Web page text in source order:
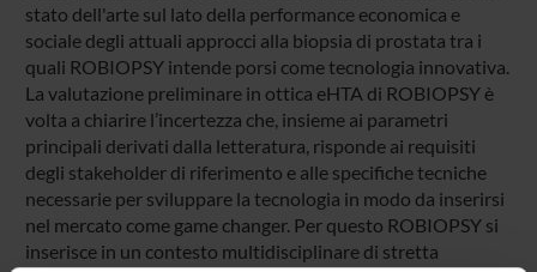
stato dell'arte sul lato della performance economica e
sociale degli attuali approcci alla biopsia di prostata tra i
quali ROBIOPSY intende porsi come tecnologia innovativa.
La valutazione preliminare in ottica eHTA di ROBIOPSY è
volta a chiarire l’incertezza che, insieme ai parametri
principali derivati dalla letteratura, risponde ai requisiti
degli stakeholder di riferimento e alle specifiche tecniche
necessarie per sviluppare la tecnologia in modo da inserirsi
nel mercato come game changer. Per questo ROBIOPSY si
inserisce in un contesto multidisciplinare di stretta